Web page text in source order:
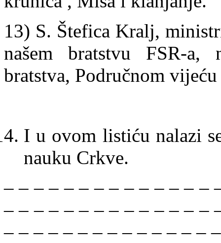
13) S. Štefica Kralj,
našem bratstvu FSR-a,
bratstva, Područnom
I u ovom listiću nalazi
nauku Crkve.
– – – – – – – – – – – – – –
– – – – – – – – – – – – – –
– – – – – – – – – – – – – –